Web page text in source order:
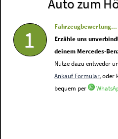
Auto zum
1
Fahrzeugbewertung...
Erzähle uns
deinem Mercedes-
Nutze dazu entweder
Ankauf Formular, oder
bequem per